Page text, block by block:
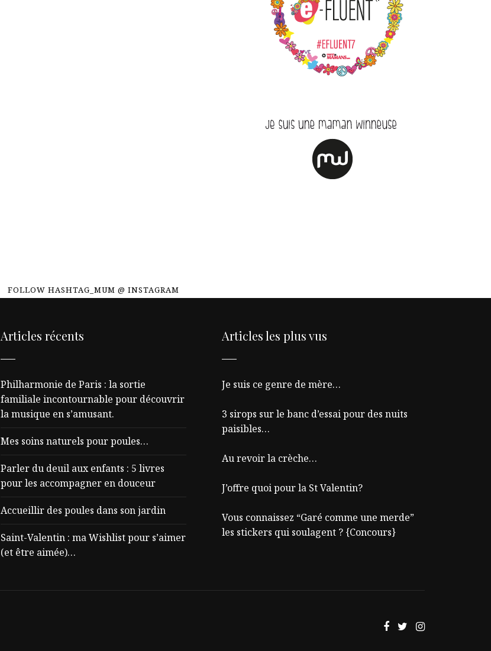
FOLLOW HASHTAG_MUM @ INSTAGRAM
Articles récents
Philharmonie de Paris : la sortie
familiale incontournable pour découvrir
la musique en s’amusant.
Mes soins naturels pour poules…
Parler du deuil aux enfants : 5 livres
pour les accompagner en douceur
Accueillir des poules dans son jardin
Saint-Valentin : ma Wishlist pour s’aimer
(et être aimée)…
Articles les plus vus
Je suis ce genre de mère…
3 sirops sur le banc d’essai pour des nuits
paisibles…
Au revoir la crèche…
J’offre quoi pour la St Valentin?
Vous connaissez “Garé comme une merde”
les stickers qui soulagent ? {Concours}